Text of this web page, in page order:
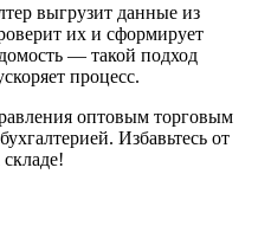
выгрузит данные из
их и сформирует
— такой подход
процесс.
оптовым торговым
Избавьтесь от